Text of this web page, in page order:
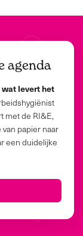
agenda
wat levert het
met de RI&E,
papier naar
een duidelijke